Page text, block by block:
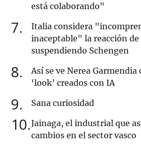
está colaborando"
7
Italia considera
inaceptable" la reacción de
suspendiendo Schengen
8
Así se ve Nerea Garmendia
‘look’ creados con IA
9 Sana curiosidad
10 Jainaga, el industrial que
cambios en el sector vasco